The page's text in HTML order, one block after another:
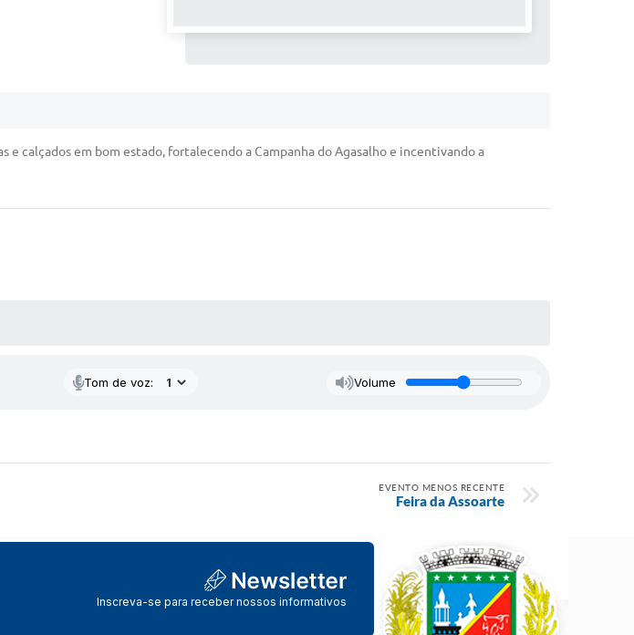
calçados em bom estado, fortalecendo a Campanha do Agasalho e incentivando a
Tom de voz: Volume
EVENTO MENOS RECENTE
Feira da Assoarte
Inscreva-se para receber nossos informativos